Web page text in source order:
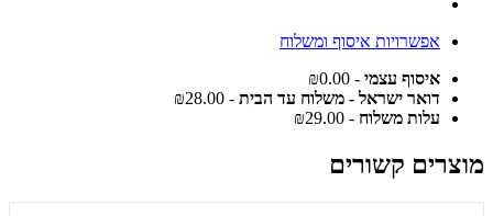
אפשרויות איסוף ומשלוח
איסוף עצמי - ₪0.00
דואר ישראל - משלוח עד הבית - ₪28.00
עלות משלוח - ₪29.00
מוצרים קשורים